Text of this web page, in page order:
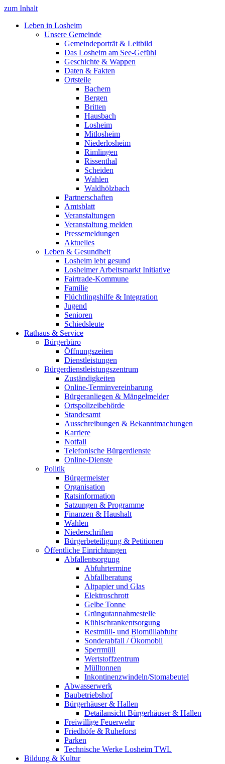
zum Inhalt
Leben in Losheim
Unsere Gemeinde
Gemeindeporträt & Leitbild
Das Losheim am See-Gefühl
Geschichte & Wappen
Daten & Fakten
Ortsteile
Bachem
Bergen
Britten
Hausbach
Losheim
Mitlosheim
Niederlosheim
Rimlingen
Rissenthal
Scheiden
Wahlen
Waldhölzbach
Partnerschaften
Amtsblatt
Veranstaltungen
Veranstaltung melden
Pressemeldungen
Aktuelles
Leben & Gesundheit
Losheim lebt gesund
Losheimer Arbeitsmarkt Initiative
Fairtrade-Kommune
Familie
Flüchtlingshilfe & Integration
Jugend
Senioren
Schiedsleute
Rathaus & Service
Bürgerbüro
Öffnungszeiten
Dienstleistungen
Bürgerdienstleistungszentrum
Zuständigkeiten
Online-Terminvereinbarung
Bürgeranliegen & Mängelmelder
Ortspolizeibehörde
Standesamt
Ausschreibungen & Bekanntmachungen
Karriere
Notfall
Telefonische Bürgerdienste
Online-Dienste
Politik
Bürgermeister
Organisation
Ratsinformation
Satzungen & Programme
Finanzen & Haushalt
Wahlen
Niederschriften
Bürgerbeteiligung & Petitionen
Öffentliche Einrichtungen
Abfallentsorgung
Abfuhrtermine
Abfallberatung
Altpapier und Glas
Elektroschrott
Gelbe Tonne
Grüngutannahmestelle
Kühlschrankentsorgung
Restmüll- und Biomüllabfuhr
Sonderabfall / Ökomobil
Sperrmüll
Wertstoffzentrum
Mülltonnen
Inkontinenzwindeln/Stomabeutel
Abwasserwerk
Baubetriebshof
Bürgerhäuser & Hallen
Detailansicht Bürgerhäuser & Hallen
Freiwillige Feuerwehr
Friedhöfe & Ruheforst
Parken
Technische Werke Losheim TWL
Bildung & Kultur